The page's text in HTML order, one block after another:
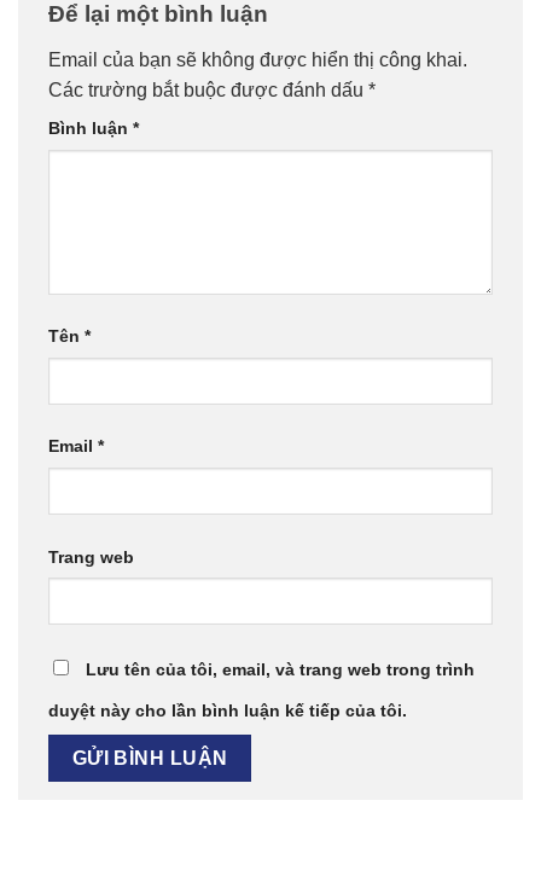
Để lại một bình luận
Email của bạn sẽ không được hiển thị công khai.
Các trường bắt buộc được đánh dấu *
Bình luận *
Tên *
Email *
Trang web
Lưu tên của tôi, email, và trang web trong trình
duyệt này cho lần bình luận kế tiếp của tôi.